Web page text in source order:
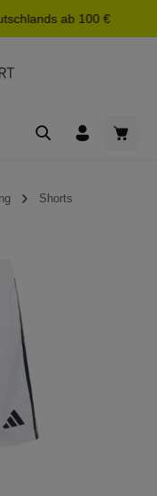
ab 100 €
Shorts